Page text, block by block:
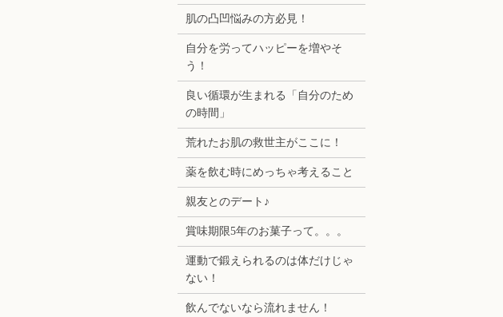
肌の凸凹悩みの方必見！
自分を労ってハッピーを増やそ
う！
良い循環が生まれる「自分のため
の時間」
荒れたお肌の救世主がここに！
薬を飲む時にめっちゃ考えること
親友とのデート♪
賞味期限5年のお菓子って。。。
運動で鍛えられるのは体だけじゃ
ない！
飲んでないなら流れません！